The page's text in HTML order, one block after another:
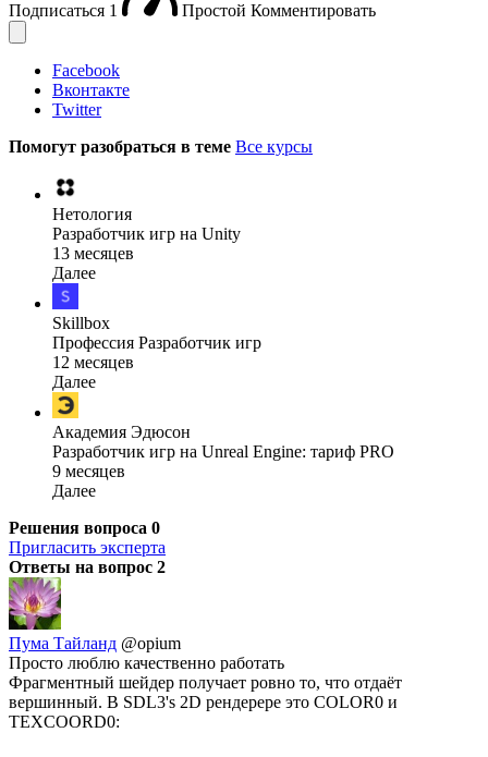
Подписаться 1 Простой Комментировать
Facebook
Вконтакте
Twitter
Помогут разобраться в теме Все курсы
Нетология
Разработчик игр на Unity
13 месяцев
Далее
Skillbox
Профессия Разработчик игр
12 месяцев
Далее
Академия Эдюсон
Разработчик игр на Unreal Engine: тариф PRO
9 месяцев
Далее
Решения вопроса 0
Пригласить эксперта
Ответы на вопрос 2
Пума Тайланд @opium
Просто люблю качественно работать
Фрагментный шейдер получает ровно то, что отдаёт
вершинный. В SDL3's 2D рендерере это COLOR0 и
TEXCOORD0: